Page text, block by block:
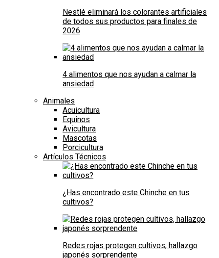
Nestlé eliminará los colorantes artificiales
de todos sus productos para finales de
2026
4 alimentos que nos ayudan a calmar la
ansiedad
Animales
Acuicultura
Equinos
Avicultura
Mascotas
Porcicultura
Artículos Técnicos
¿Has encontrado este Chinche en tus
cultivos?
Redes rojas protegen cultivos, hallazgo
japonés sorprendente